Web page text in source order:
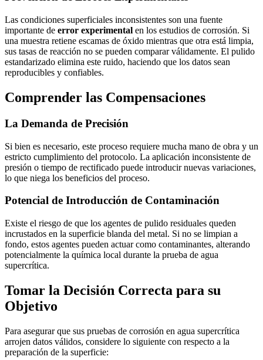
Las condiciones superficiales inconsistentes son una fuente
importante de error experimental en los estudios de corrosión. Si
una muestra retiene escamas de óxido mientras que otra está limpia,
sus tasas de reacción no se pueden comparar válidamente. El pulido
estandarizado elimina este ruido, haciendo que los datos sean
reproducibles y confiables.
Comprender las Compensaciones
La Demanda de Precisión
Si bien es necesario, este proceso requiere mucha mano de obra y un
estricto cumplimiento del protocolo. La aplicación inconsistente de
presión o tiempo de rectificado puede introducir nuevas variaciones,
lo que niega los beneficios del proceso.
Potencial de Introducción de Contaminación
Existe el riesgo de que los agentes de pulido residuales queden
incrustados en la superficie blanda del metal. Si no se limpian a
fondo, estos agentes pueden actuar como contaminantes, alterando
potencialmente la química local durante la prueba de agua
supercrítica.
Tomar la Decisión Correcta para su
Objetivo
Para asegurar que sus pruebas de corrosión en agua supercrítica
arrojen datos válidos, considere lo siguiente con respecto a la
preparación de la superficie: